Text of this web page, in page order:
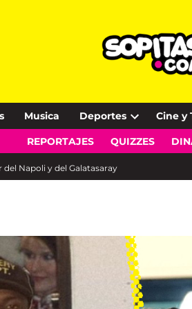
Musica Deportes
Open
dropdown
Cine y
REPORTAJES QUIZZES
Napoli y del Galatasaray